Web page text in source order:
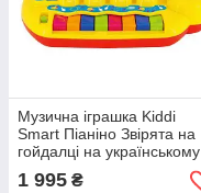
Музична іграшка Kiddi
Smart Піаніно Звірята на
гойдалці на українському
(063412)
1 995 ₴